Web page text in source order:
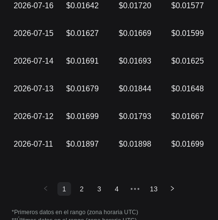
2026-07-16 $0.01642 $0.01720 $0.01577
2026-07-15 $0.01627 $0.01669 $0.01599
2026-07-14 $0.01691 $0.01693 $0.01625
2026-07-13 $0.01679 $0.01844 $0.01648
2026-07-12 $0.01699 $0.01793 $0.01667
2026-07-11 $0.01897 $0.01898 $0.01699
1 2 3 4 ••• 13
*Primeros datos en el rango (zona horaria UTC)